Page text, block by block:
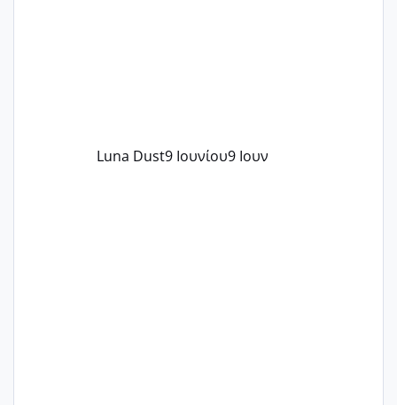
Luna Dust9 Ιουνίου9 Ιουν